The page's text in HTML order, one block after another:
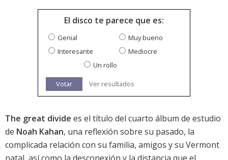
El disco te parece que es:
Genial
Muy bueno
Interesante
Mediocre
Un rollo
Votar Ver resultados
The great divide es el título del cuarto álbum de estudio
de Noah Kahan, una reflexión sobre su pasado, la
complicada relación con su familia, amigos y su Vermont